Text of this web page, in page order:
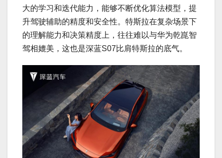
大的学习和迭代能力，能够不断优化算法模型，提
升驾驶辅助的精度和安全性。特斯拉在复杂场景下
的理解能力和决策精度上，往往难以与华为乾崑智
驾相媲美，这也是深蓝S07比肩特斯拉的底气。